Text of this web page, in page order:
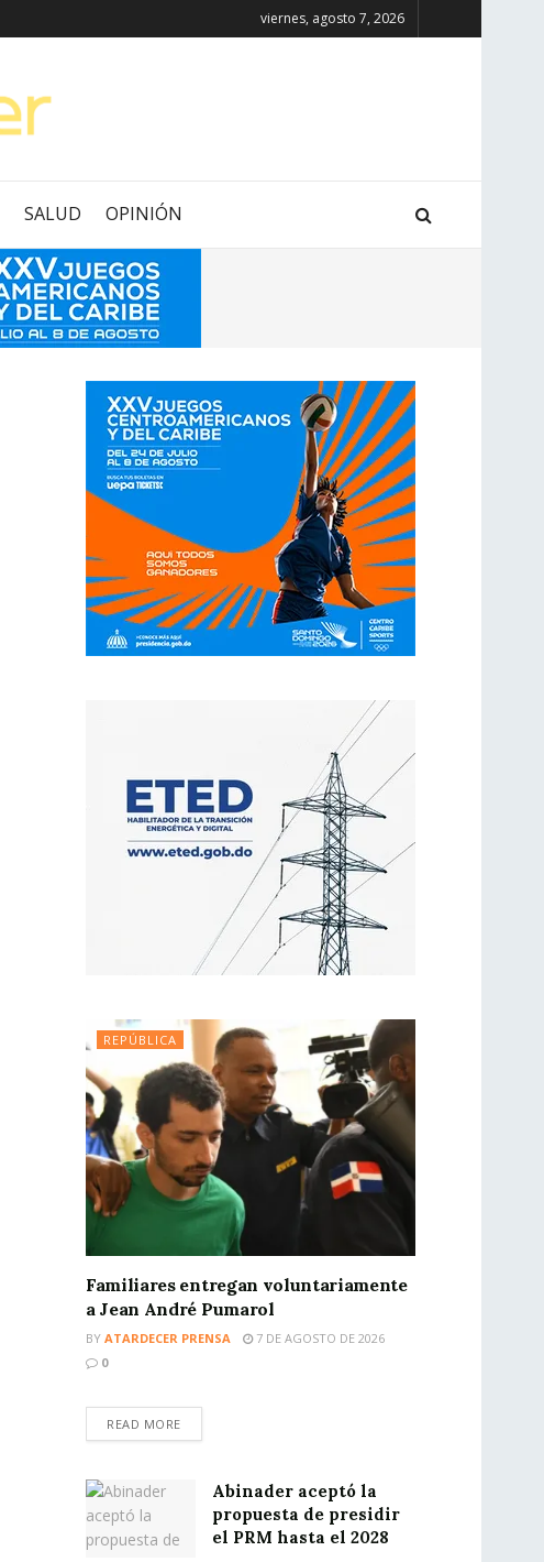
viernes, agosto 7, 2026
SALUD OPINIÓN
REPÚBLICA
Familiares entregan voluntariamente
a Jean André Pumarol
BY ATARDECER PRENSA
7 DE AGOSTO DE 2026
0
READ MORE
Abinader aceptó la
propuesta de presidir
el PRM hasta el 2028